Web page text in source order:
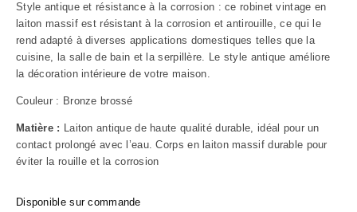
Style antique et résistance à la corrosion : ce robinet vintage en
laiton massif est résistant à la corrosion et antirouille, ce qui le
rend adapté à diverses applications domestiques telles que la
cuisine, la salle de bain et la serpillère. Le style antique améliore
la décoration intérieure de votre maison.
Couleur : Bronze brossé
Matière : Laiton antique de haute qualitédurable, idéal pour un
contact prolongé avec l’eau. Corps en laiton massif durable pour
éviter la rouille et la corrosion
Disponible sur commande